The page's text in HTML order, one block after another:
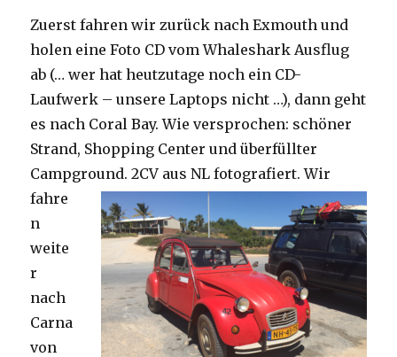
Zuerst fahren wir zurück nach Exmouth und
holen eine Foto CD vom Whaleshark Ausflug
ab (… wer hat heutzutage noch ein CD-
Laufwerk – unsere Laptops nicht …), dann geht
es nach Coral Bay. Wie versprochen: schöner
Strand, Shopping Center und überfüllter
Campground.2CV aus NL fotografiert. Wir
fahre
n
weite
r
nach
Carna
von